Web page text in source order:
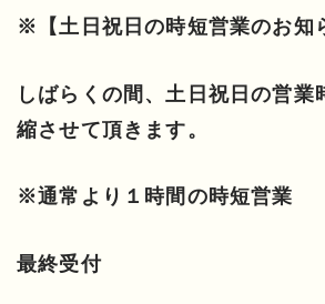
※【土日祝日の時短営業のお知
しばらくの間、 土日祝日の営業
縮させて頂きます。
※通常より１時間の時短営業
最終受付